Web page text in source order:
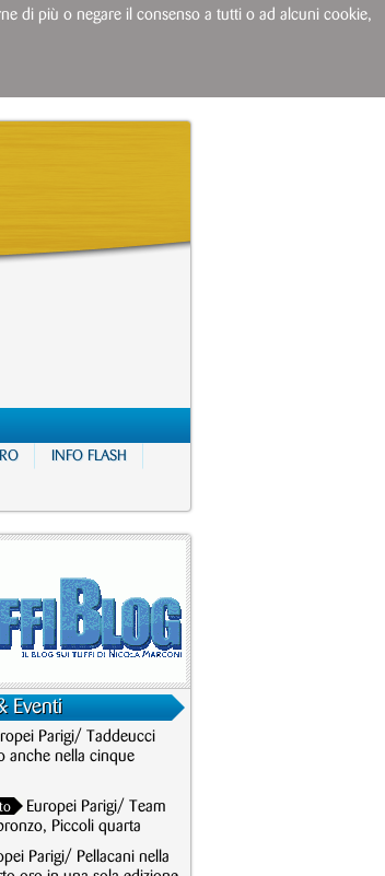
INFO FLASH
Eventi
Parigi/ Taddeucci
anche nella cinque
Europei Parigi/ Team
Piccoli quarta
Parigi/ Pellacani nella
di più o negare il consenso a tutti o ad alcuni cookie,